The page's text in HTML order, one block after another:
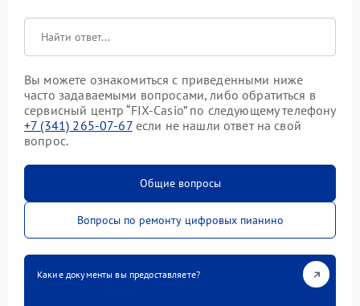
Вы можете ознакомиться с приведенными ниже
часто задаваемыми вопросами, либо обратиться в
сервисный центр “FIX-Casio” по следующему телефону
+7 (341) 265-07-67если не нашли ответ на свой
вопрос.
Общие вопросы
Вопросы по ремонту цифровых пианино
Какие документы вы предоставляете?